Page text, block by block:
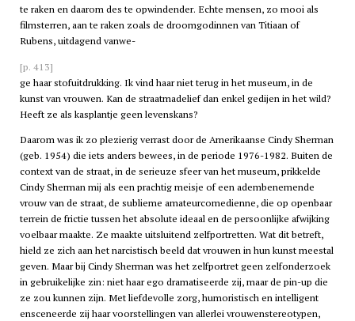
te raken en daarom des te opwindender. Echte mensen, zo mooi als
filmsterren, aan te raken zoals de droomgodinnen van Titiaan of
Rubens, uitdagend vanwe-
[p. 413]
ge haar stofuitdrukking. Ik vind haar niet terug in het museum, in de
kunst van vrouwen. Kan de straatmadelief dan enkel gedijen in het wild?
Heeft ze als kasplantje geen levenskans?
Daarom was ik zo plezierig verrast door de Amerikaanse Cindy Sherman
(geb. 1954) die iets anders bewees, in de periode 1976-1982. Buiten de
context van de straat, in de serieuze sfeer van het museum, prikkelde
Cindy Sherman mij als een prachtig meisje of een adembenemende
vrouw van de straat, de sublieme amateurcomedienne, die op openbaar
terrein de frictie tussen het absolute ideaal en de persoonlijke afwijking
voelbaar maakte. Ze maakte uitsluitend zelfportretten. Wat dit betreft,
hield ze zich aan het narcistisch beeld dat vrouwen in hun kunst meestal
geven. Maar bij Cindy Sherman was het zelfportret geen zelfonderzoek
in gebruikelijke zin: niet haar ego dramatiseerde zij, maar de pin-up die
ze zou kunnen zijn. Met liefdevolle zorg, humoristisch en intelligent
ensceneerde zij haar voorstellingen van allerlei vrouwenstereotypen,